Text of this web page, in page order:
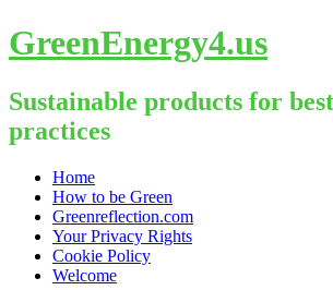
GreenEnergy4.us
Sustainable products for
practices
Skip
content
Home
How to be Green
Greenreflection.com
Your Privacy Rights
Cookie Policy
Welcome